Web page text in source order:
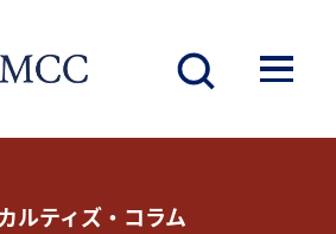
ルティズ・コラム